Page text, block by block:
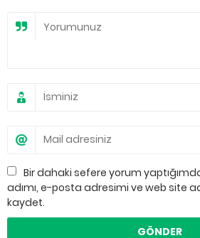
Bir dahaki sefere yorum
adımı, e-posta adresimi ve web site
kaydet.